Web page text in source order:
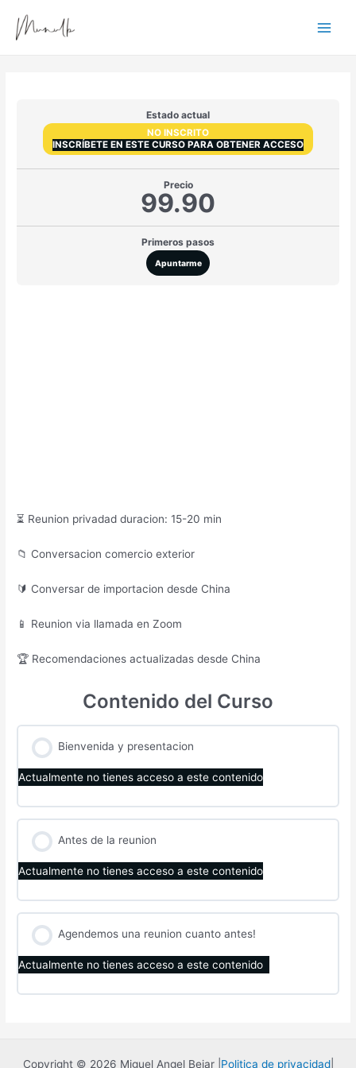
contenido
Estado actual
NO INSCRITO
INSCRÍBETE EN ESTE CURSO PARA OBTENER ACCESO
Precio
99.90
Primeros pasos
Apuntarme
⏳ Reunion privadad duracion: 15-20 min
📁 Conversacion comercio exterior
🔰 Conversar de importacion desde China
📱 Reunion via llamada en Zoom
🏆 Recomendaciones actualizadas desde China
Contenido del Curso
Bienvenida y presentacion
Actualmente no tienes acceso a este contenido
Antes de la reunion
Actualmente no tienes acceso a este contenido
Agendemos una reunion cuanto antes!
Actualmente no tienes acceso a este contenido
Copyright © 2026 Miguel Angel Bejar | Politica de privacidad|